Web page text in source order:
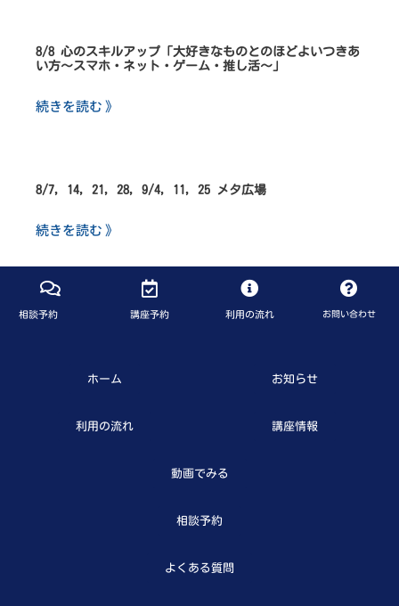
8/8 心のスキルアップ「大好きなものとのほどよいつきあ
い方～スマホ・ネット・ゲーム・推し活～」
続きを読む 》
8/7, 14, 21, 28, 9/4, 11, 25 メタ広場
続きを読む 》
相談予約 講座予約 利用の流れ お問い合わせ
ホーム お知らせ
利用の流れ 講座情報
動画でみる
相談予約
よくある質問